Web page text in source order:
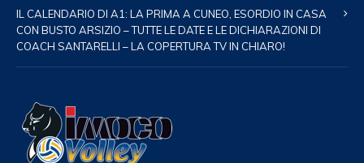
IL CALENDARIO DI A1: LA PRIMA A CUNEO, ESORDIO IN CASA
CON BUSTO ARSIZIO – TUTTE LE DATE E LE DICHIARAZIONI DI
COACH SANTARELLI – LA COPERTURA TV IN CHIARO!